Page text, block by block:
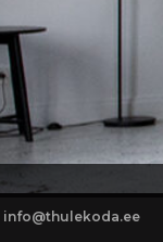
info@thulekoda.ee